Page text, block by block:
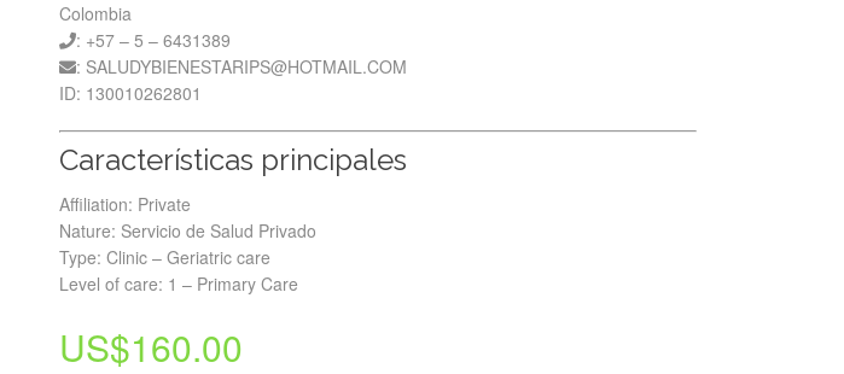
Colombia
: +57 – 5 – 6431389
: SALUDYBIENESTARIPS@HOTMAIL.COM
ID: 130010262801
Características principales
Affiliation: Private
Nature: Servicio de Salud Privado
Type: Clinic – Geriatric care
Level of care: 1 – Primary Care
US$160.00